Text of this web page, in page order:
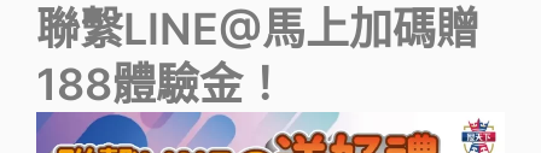
聯繫LINE@馬上加碼贈
188體驗金！